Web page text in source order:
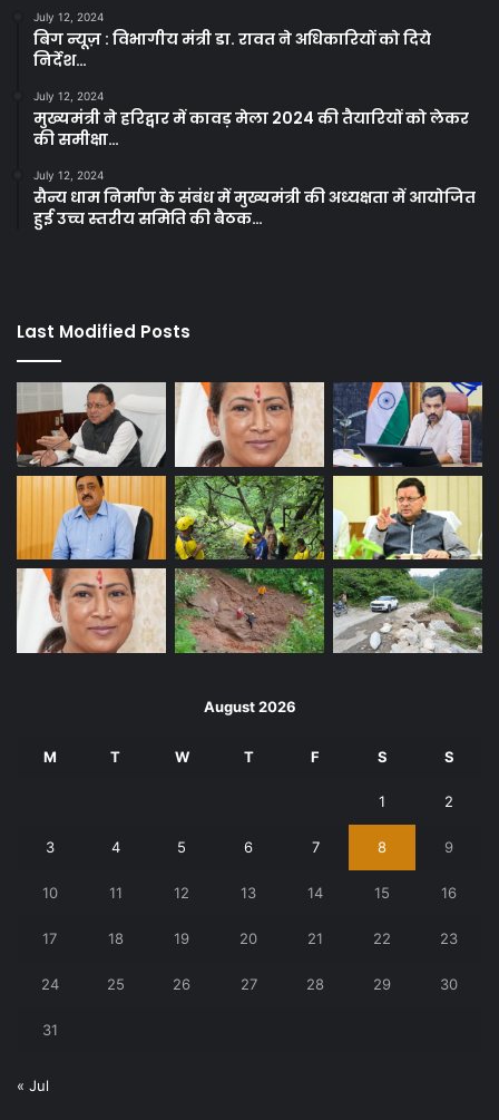
July 12, 2024
बिग न्यूज़ : विभागीय मंत्री डा. रावत ने अधिकारियों को दिये
निर्देश…
July 12, 2024
मुख्यमंत्री ने हरिद्वार में कावड़ मेला 2024 की तैयारियों को लेकर
की समीक्षा…
July 12, 2024
सैन्य धाम निर्माण के संबंध में मुख्यमंत्री की अध्यक्षता में आयोजित
हुई उच्च स्तरीय समिति की बैठक…
Last Modified Posts
August 2026
M T W T F S S
1 2
3 4 5 6 7 8 9
10 11 12 13 14 15 16
17 18 19 20 21 22 23
24 25 26 27 28 29 30
31
« Jul